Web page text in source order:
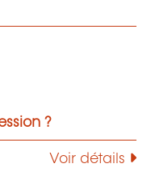
?
Voir détails